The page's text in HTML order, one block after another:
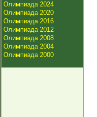
Олимпиада 2024
Олимпиада 2020
Олимпиада 2016
Олимпиада 2012
Олимпиада 2008
Олимпиада 2004
Олимпиада 2000